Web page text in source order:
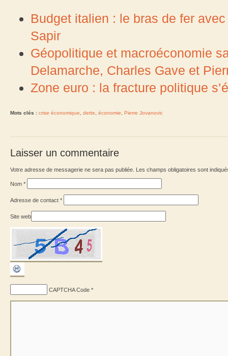
Budget italien : le bras de fer
Sapir
Géopolitique et macroéconomie
Delamarche, Charles Gave et
Zone euro : la fracture politique
Mots clés : crise économique dette économie Pierre Jovanovic
Laisser un commentaire
Votre adresse de messagerie ne sera pas publiée. Les champs obligatoires sont
Nom *
Adresse de contact *
Site web
CAPTCHA Code *